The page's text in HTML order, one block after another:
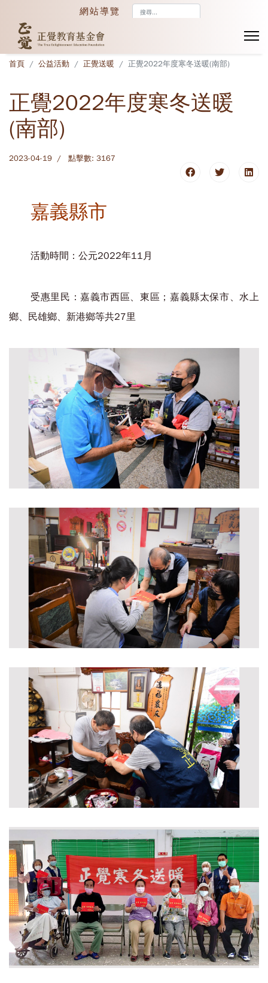
網站導覽
首頁 公益活動 正覺送暖 正覺2022年度寒冬送暖(南部)
正覺2022年度寒冬送暖
(南部)
2023-04-19 點擊數: 3167
嘉義縣市
活動時間：公元2022年11月
受惠里民：嘉義市西區、東區；嘉義縣太保市、水上
鄉、民雄鄉、新港鄉等共27里